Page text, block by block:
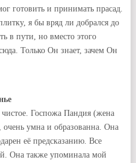
готовить и принимать прасад.
я бы вряд ли добрался до
в пути, но вместо этого
Только Он знает, зачем Он
Госпожа Пандия (жена
очень умна и образованна. Она
её предсказанию. Все
Она также упоминала мой